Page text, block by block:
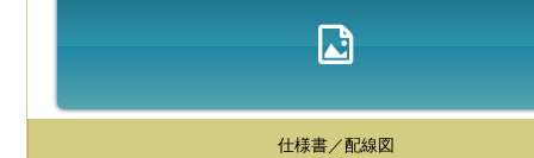
仕様書／配線図